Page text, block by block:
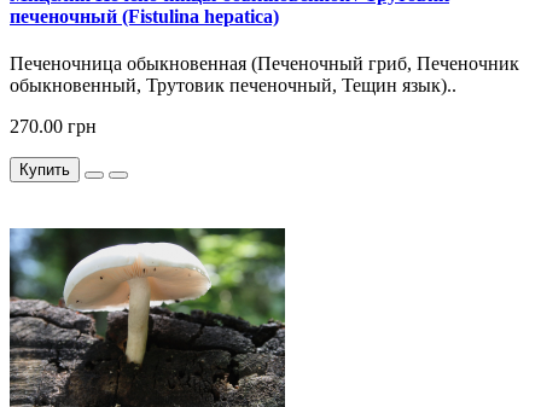
печеночный (Fistulina hepatica)
Печеночница обыкновенная (Печеночный гриб, Печеночник
обыкновенный, Трутовик печеночный, Тещин язык)..
270.00 грн
Купить